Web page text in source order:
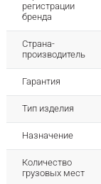
регистрации
бренда
Страна-
производитель
Гарантия
Тип изделия
Назначение
Количество
грузовых мест